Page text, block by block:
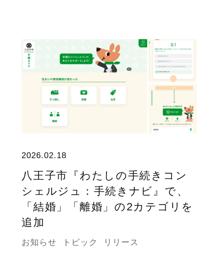
2026.02.18
八王子市『わたしの手続きコン
シェルジュ：手続きナビ』で、
「結婚」「離婚」の2カテゴリを
追加
お知らせ トピック リリース